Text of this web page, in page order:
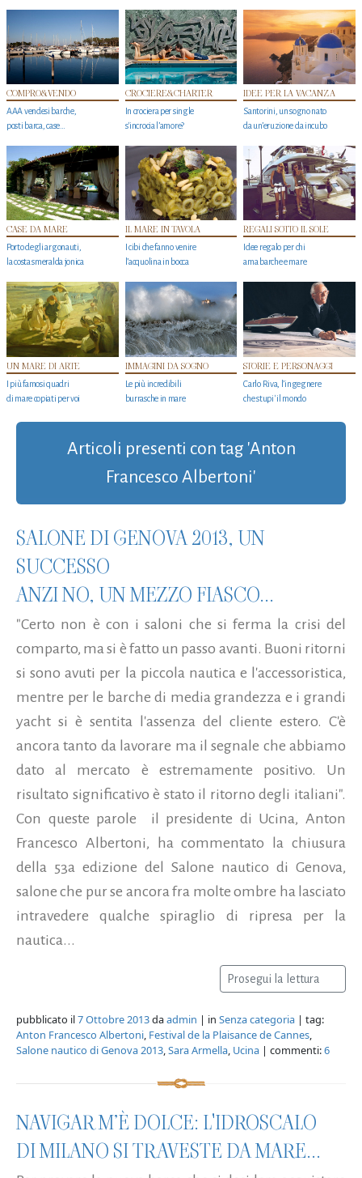
COMPRO&VENDO
AAA vendesi barche,
posti barca, case…
CROCIERE&CHARTER
In crociera per single
s'incrocia l’amore?
IDEE PER LA VACANZA
Santorini, un sogno nato
da un’eruzione da incubo
CASE DA MARE
Porto degli argonauti,
la costa smeralda jonica
IL MARE IN TAVOLA
I cibi che fanno venire
l’acquolina in bocca
REGALI SOTTO IL SOLE
Idee regalo per chi
ama barche e mare
UN MARE DI ARTE
I più famosi quadri
di mare copiati per voi
IMMAGINI DA SOGNO
Le più incredibili
burrasche in mare
STORIE E PERSONAGGI
Carlo Riva, l’ingegnere
che stupi' il mondo
Articoli presenti con tag 'Anton
Francesco Albertoni'
SALONE DI GENOVA 2013, UN
SUCCESSO
ANZI NO, UN MEZZO FIASCO...
"Certo non è con i saloni che si ferma la crisi del
comparto, ma si è fatto un passo avanti. Buoni ritorni
si sono avuti per la piccola nautica e l'accessoristica,
mentre per le barche di media grandezza e i grandi
yacht si è sentita l'assenza del cliente estero. C'è
ancora tanto da lavorare ma il segnale che abbiamo
dato al mercato è estremamente positivo. Un
risultato significativo è stato il ritorno degli italiani".
Con queste parole il presidente di Ucina, Anton
Francesco Albertoni, ha commentato la chiusura
della 53a edizione del Salone nautico di Genova,
salone che pur se ancora fra molte ombre ha lasciato
intravedere qualche spiraglio di ripresa per la
nautica...
Prosegui la lettura
pubblicato il7 Ottobre 2013daadmin | in Senza categoria | tag:
Anton Francesco Albertoni, Festival de la Plaisance de Cannes,
Salone nautico di Genova 2013,Sara Armella, Ucina | commenti:6
NAVIGAR M’È DOLCE: L'IDROSCALO
DI MILANO SI TRAVESTE DA MARE...